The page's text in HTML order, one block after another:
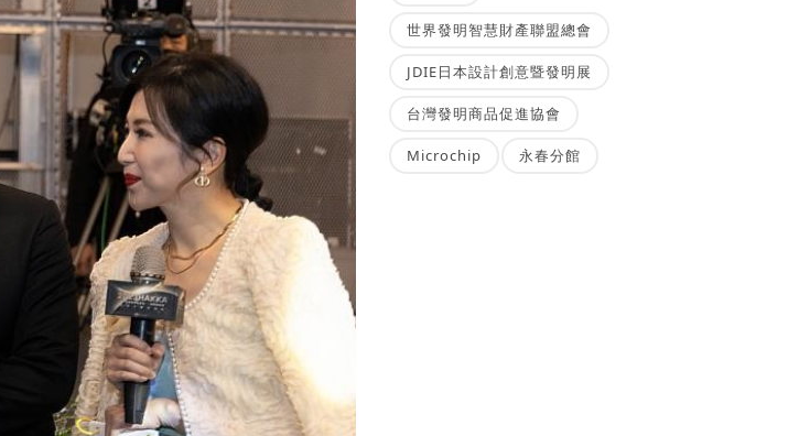
世界發明智慧財產聯盟總會
JDIE日本設計創意暨發明展
台灣發明商品促進協會
Microchip 永春分館